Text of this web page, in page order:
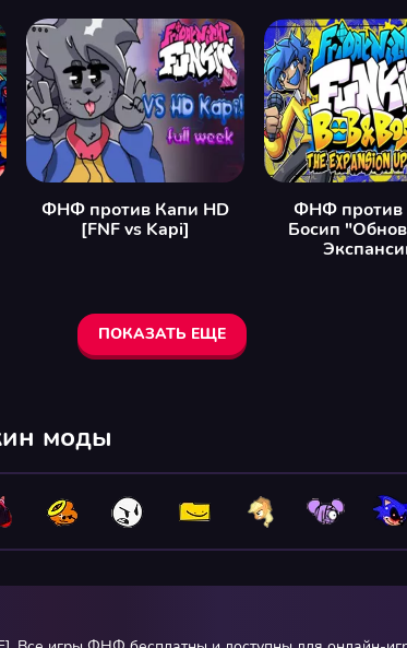
ФНФ против Капи HD
[FNF vs Kapi]
ФНФ против
Босип
ПОКАЗАТЬ ЕЩЕ
моды